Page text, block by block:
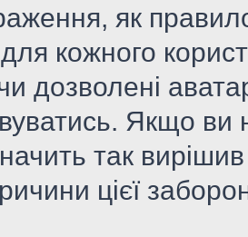
як
кожного
дозволені
Якщо ви
так
цієї